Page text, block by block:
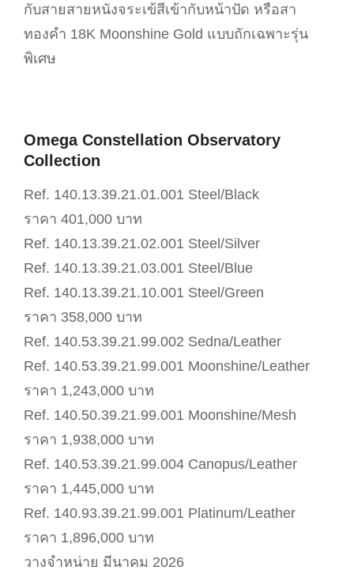
กับสายสายหนังจระเข้สีเข้ากับหน้าปัด หรือสา
ทองคำ 18K Moonshine Gold แบบถักเฉพาะรุ่น
พิเศษ
Omega Constellation Observatory
Collection
Ref. 140.13.39.21.01.001 Steel/Black
ราคา 401,000 บาท
Ref. 140.13.39.21.02.001 Steel/Silver
Ref. 140.13.39.21.03.001 Steel/Blue
Ref. 140.13.39.21.10.001 Steel/Green
ราคา 358,000 บาท
Ref. 140.53.39.21.99.002 Sedna/Leather
Ref. 140.53.39.21.99.001 Moonshine/Leather
ราคา 1,243,000 บาท
Ref. 140.50.39.21.99.001 Moonshine/Mesh
ราคา 1,938,000 บาท
Ref. 140.53.39.21.99.004 Canopus/Leather
ราคา 1,445,000 บาท
Ref. 140.93.39.21.99.001 Platinum/Leather
ราคา 1,896,000 บาท
วางจำหน่าย มีนาคม 2026